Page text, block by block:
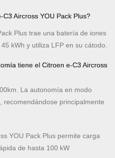
Aircross YOU Pack Plus?
Plus trae una batería de iones
kWh y utiliza LFP en su cátodo.
tiene el Citroen e-C3 Aircross
La autonomía en modo
recomendándose principalmente
YOU Pack Plus permite carga
de hasta 100 kW